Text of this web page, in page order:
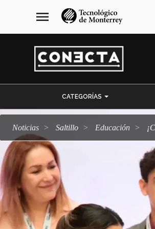
navegación
principal
menu
CATEGORÍAS
Noticias Saltillo Educación